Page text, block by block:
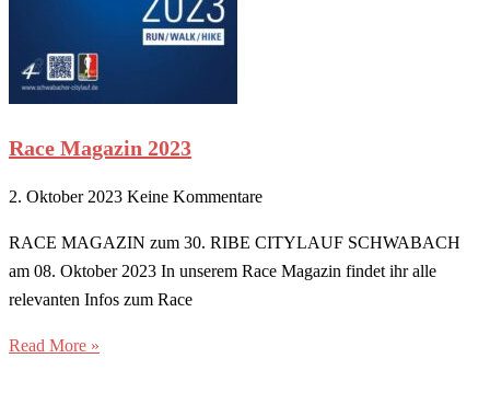
Race Magazin 2023
2. Oktober 2023 Keine Kommentare
RACE MAGAZIN zum 30. RIBE CITYLAUF SCHWABACH
am 08. Oktober 2023 In unserem Race Magazin findet ihr alle
relevanten Infos zum Race
Read More »